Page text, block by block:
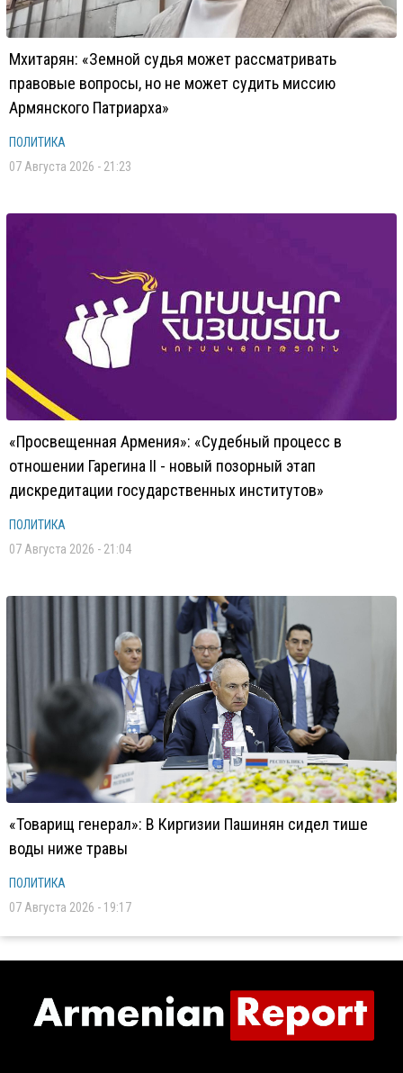
Мхитарян: «Земной судья может рассматривать
правовые вопросы, но не может судить миссию
Армянского Патриарха»
ПОЛИТИКА
07 Августа 2026 - 21:23
«Просвещенная Армения»: «Судебный процесс в
отношении Гарегина II - новый позорный этап
дискредитации государственных институтов»
ПОЛИТИКА
07 Августа 2026 - 21:04
«Товарищ генерал»: В Киргизии Пашинян сидел тише
воды ниже травы
ПОЛИТИКА
07 Августа 2026 - 19:17